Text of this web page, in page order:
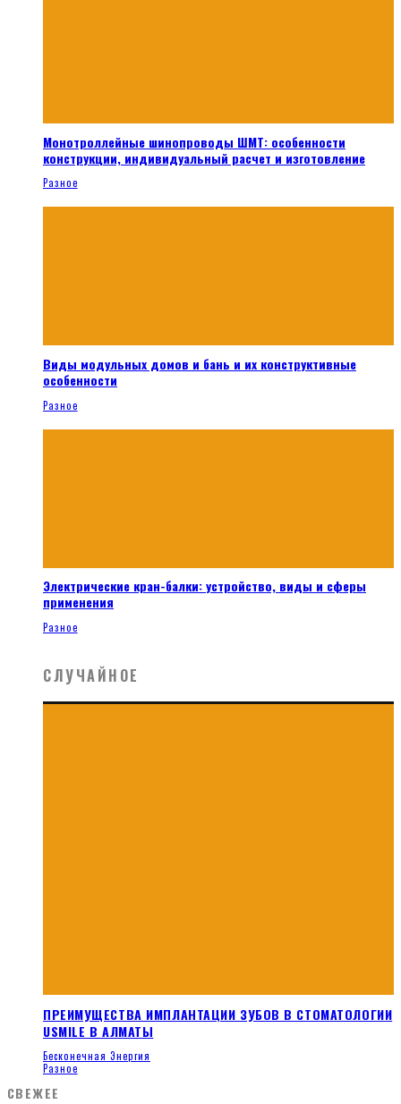
Монотроллейные шинопроводы ШМТ: особенности
конструкции, индивидуальный расчет и изготовление
Разное
Виды модульных домов и бань и их конструктивные
особенности
Разное
Электрические кран-балки: устройство, виды и сферы
применения
Разное
СЛУЧАЙНОЕ
ПРЕИМУЩЕСТВА ИМПЛАНТАЦИИ ЗУБОВ В СТОМАТОЛОГИИ
USMILE В АЛМАТЫ
Бесконечная Энергия
Разное
СВЕЖЕЕ